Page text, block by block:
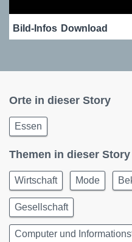
Bild-Infos Download
Orte in dieser Story
Essen
Themen in dieser Story
Wirtschaft Mode
Gesellschaft
Computer und